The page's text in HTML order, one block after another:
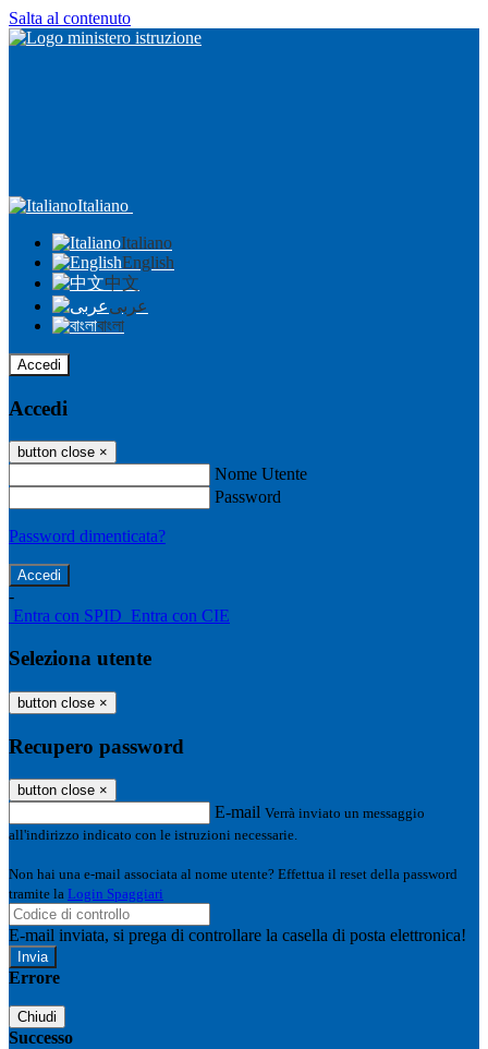
Salta al contenuto
Italiano
Italiano
English
中文
عربى
বাংলা
Accedi
Accedi
button close ×
Nome Utente
Password
Password dimenticata?
-
Entra con SPID Entra con CIE
Seleziona utente
button close ×
Recupero password
button close ×
E-mail Verrà inviato un messaggio
all'indirizzo indicato con le istruzioni necessarie.
Non hai una e-mail associata al nome utente? Effettua il reset della password
tramite la Login Spaggiari
E-mail inviata, si prega di controllare la casella di posta elettronica!
Errore
Chiudi
Successo